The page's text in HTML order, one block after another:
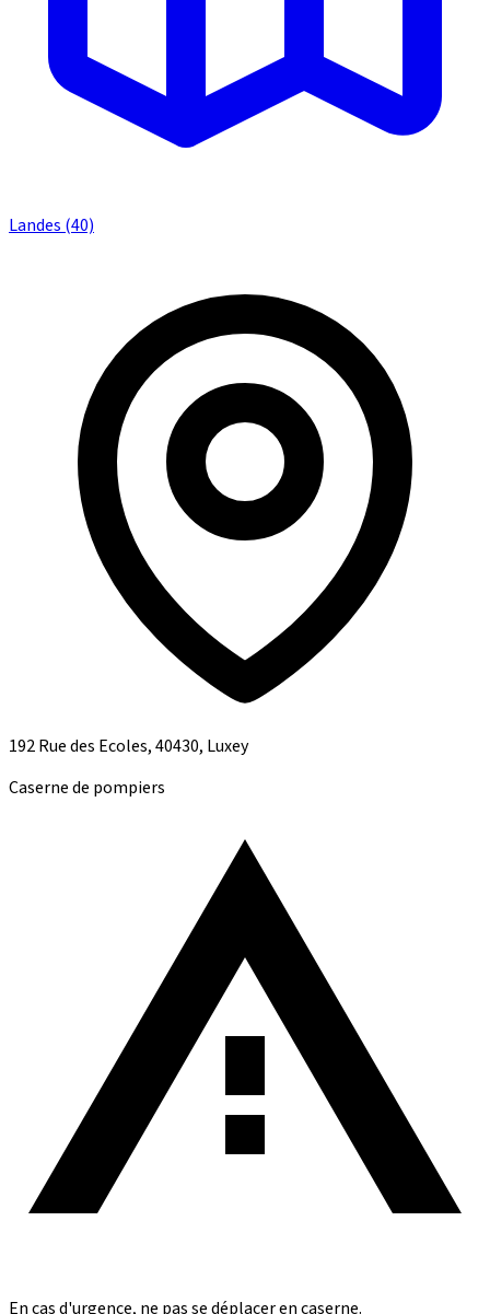
Landes (40)
192 Rue des Ecoles, 40430, Luxey
Caserne de pompiers
En cas d'urgence, ne pas se déplacer en caserne.